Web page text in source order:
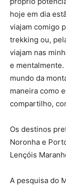
hoje em dia
viajam comigo
trekking ou,
viajam nas
e
mundo da
maneira como
compartilho,
Os destinos
Noronha e
Lençóis
A pesquisa do